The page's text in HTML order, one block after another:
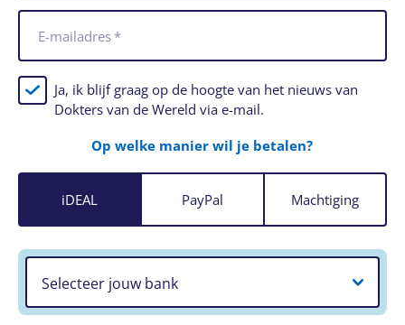
E-mailadres *
Ja, ik blijf graag op de hoogte van het nieuws van
Dokters van de Wereld via e-mail.
Op welke manier wil je betalen?
iDEAL PayPal Machtiging